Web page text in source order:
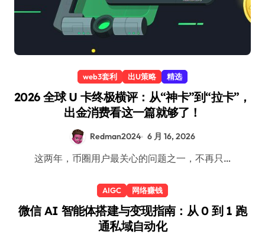
web3套利 出U策略 精选
2026 全球 U 卡终极横评：从“神卡”到“拉卡”，
出金消费看这一篇就够了！
Redman2024 6 月 16, 2026
这两年，币圈用户最关心的问题之一，不再只…
AIGC 网络赚钱
微信 AI 智能体搭建与变现指南：从 0 到 1 跑
通私域自动化